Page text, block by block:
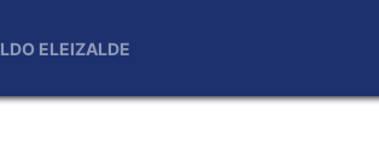
ELEIZALDE